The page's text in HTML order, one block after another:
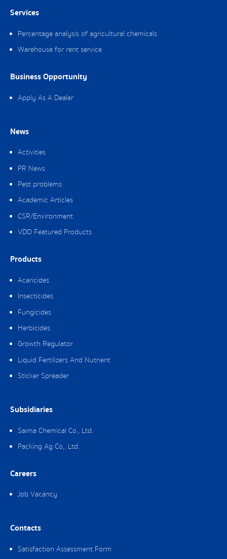
Services
Percentage analysis of agricultural chemicals
Warehouse for rent service
Business Opportunity
Apply As A Dealer
News
Activities
PR News
Pest problems
Academic Articles
CSR/Environment
VDO Featured Products
Products
Acaricides
Insecticides
Fungicides
Herbicides
Growth Regulator
Liquid Fertilizers And Nutrient
Sticker Spreader
Subsidiaries
Saima Chemical Co., Ltd.
Packing Ag Co,. Ltd.
Careers
Job Vacancy
Contacts
Satisfaction Assessment Form